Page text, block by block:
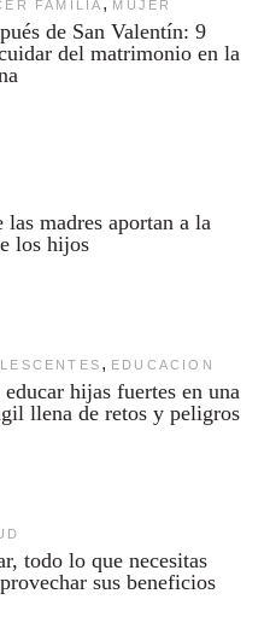
FAMILIA MUJER
de San Valentín: 9
del matrimonio en la
las madres aportan a la
los hijos
, EDUCACION
educar hijas fuertes en una
llena de retos y peligros
todo lo que necesitas
sus beneficios